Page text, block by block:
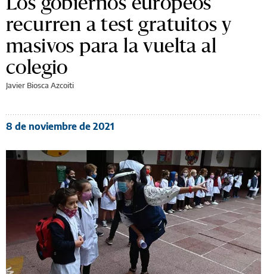
recurren a test gratuitos y
masivos para la vuelta al
colegio
Javier Biosca Azcoiti
8 de noviembre de 2021